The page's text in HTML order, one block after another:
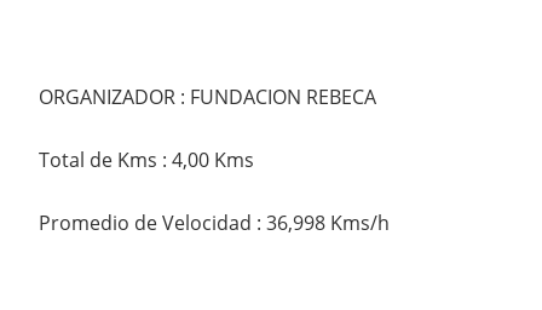
ORGANIZADOR : FUNDACION REBECA
Total de Kms : 4,00 Kms
Promedio de Velocidad : 36,998 Kms/h